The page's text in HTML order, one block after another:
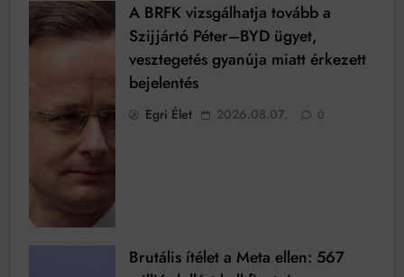
A BRFK vizsgálhatja tovább a
Szijjártó Péter–BYD ügyet,
vesztegetés gyanúja miatt érkezett
bejelentés
Egri Élet 2026.08.07. 0
Brutális ítélet a Meta ellen: 567